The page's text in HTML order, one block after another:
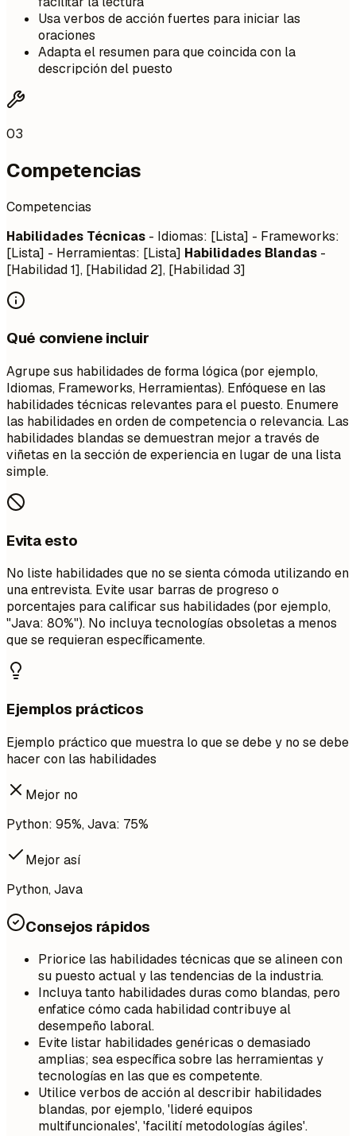
Usa verbos de acción fuertes para iniciar las
oraciones
Adapta el resumen para que coincida con la
descripción del puesto
03
Competencias
Competencias
Habilidades Técnicas - Idiomas: [Lista] - Frameworks:
[Lista] - Herramientas: [Lista] Habilidades Blandas -
[Habilidad 1], [Habilidad 2], [Habilidad 3]
Qué conviene incluir
Agrupe sus habilidades de forma lógica (por ejemplo,
Idiomas, Frameworks, Herramientas). Enfóquese en las
habilidades técnicas relevantes para el puesto. Enumere
las habilidades en orden de competencia o relevancia. Las
habilidades blandas se demuestran mejor a través de
viñetas en la sección de experiencia en lugar de una lista
simple.
Evita esto
No liste habilidades que no se sienta cómoda utilizando en
una entrevista. Evite usar barras de progreso o
porcentajes para calificar sus habilidades (por ejemplo,
"Java: 80%"). No incluya tecnologías obsoletas a menos
que se requieran específicamente.
Ejemplos prácticos
Ejemplo práctico que muestra lo que se debe y no se debe
hacer con las habilidades
Mejor no
Python: 95%, Java: 75%
Mejor así
Python, Java
Consejos rápidos
Priorice las habilidades técnicas que se alineen con
su puesto actual y las tendencias de la industria.
Incluya tanto habilidades duras como blandas, pero
enfatice cómo cada habilidad contribuye al
desempeño laboral.
Evite listar habilidades genéricas o demasiado
amplias; sea específica sobre las herramientas y
tecnologías en las que es competente.
Utilice verbos de acción al describir habilidades
blandas, por ejemplo, 'lideré equipos
multifuncionales', 'facilití metodologías ágiles'.